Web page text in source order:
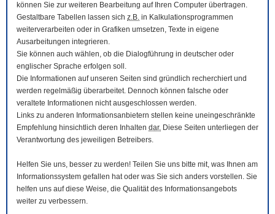
können Sie zur weiteren Bearbeitung auf Ihren Computer übertragen.
Gestaltbare Tabellen lassen sich z.B. in Kalkulationsprogrammen
weiterverarbeiten oder in Grafiken umsetzen, Texte in eigene
Ausarbeitungen integrieren.
Sie können auch wählen, ob die Dialogführung in deutscher oder
englischer Sprache erfolgen soll.
Die Informationen auf unseren Seiten sind gründlich recherchiert und
werden regelmäßig überarbeitet. Dennoch können falsche oder
veraltete Informationen nicht ausgeschlossen werden.
Links zu anderen Informationsanbietern stellen keine uneingeschränkte
Empfehlung hinsichtlich deren Inhalten dar. Diese Seiten unterliegen der
Verantwortung des jeweiligen Betreibers.
Helfen Sie uns, besser zu werden! Teilen Sie uns bitte mit, was Ihnen am
Informationssystem gefallen hat oder was Sie sich anders vorstellen. Sie
helfen uns auf diese Weise, die Qualität des Informationsangebots
weiter zu verbessern.